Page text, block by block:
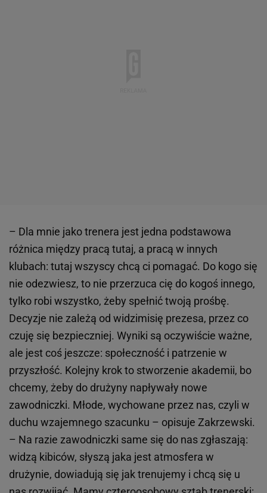
– Dla mnie jako trenera jest jedna podstawowa
różnica między pracą tutaj, a pracą w innych
klubach: tutaj wszyscy chcą ci pomagać. Do kogo się
nie odezwiesz, to nie przerzuca cię do kogoś innego,
tylko robi wszystko, żeby spełnić twoją prośbę.
Decyzje nie zależą od widzimisię prezesa, przez co
czuję się bezpieczniej. Wyniki są oczywiście ważne,
ale jest coś jeszcze: społeczność i patrzenie w
przyszłość. Kolejny krok to stworzenie akademii, bo
chcemy, żeby do drużyny napływały nowe
zawodniczki. Młode, wychowane przez nas, czyli w
duchu wzajemnego szacunku – opisuje Zakrzewski.
– Na razie zawodniczki same się do nas zgłaszają:
widzą kibiców, słyszą jaka jest atmosfera w
drużynie, dowiadują się jak trenujemy i chcą się u